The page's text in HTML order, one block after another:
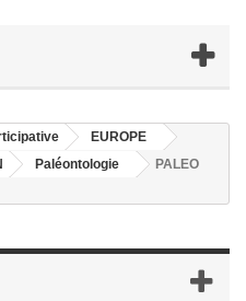
EUROPE
Paléontologie
PALEO